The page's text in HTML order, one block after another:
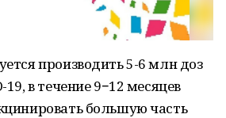
производить 5-6 млн доз
в течение 9−12 месяцев
большую часть